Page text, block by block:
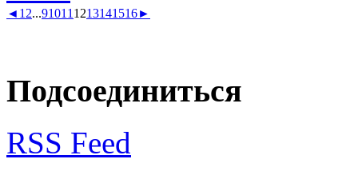
◄ 12...910111213141516►
Подсоединиться
RSS Feed